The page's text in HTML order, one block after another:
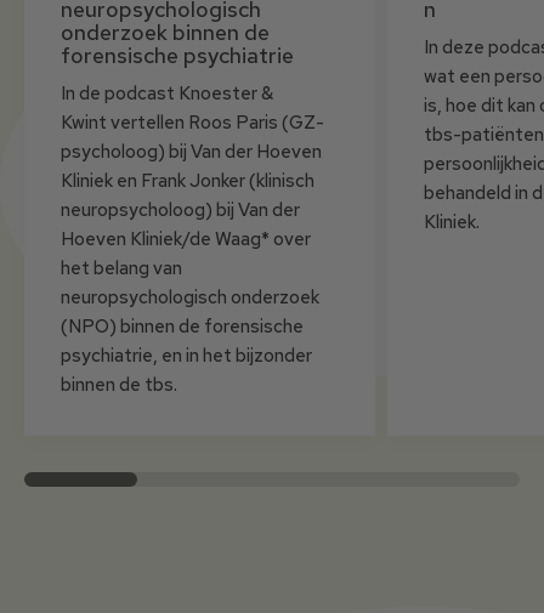
neuropsychologisch
onderzoek binnen de
forensische psychiatrie
In de podcast Knoester &
Kwint vertellen Roos Paris (GZ-
psycholoog) bij Van der Hoeven
Kliniek en Frank Jonker (klinisch
neuropsycholoog) bij Van der
Hoeven Kliniek/de Waag* over
het belang van
neuropsychologisch onderzoek
(NPO) binnen de forensische
psychiatrie, en in het bijzonder
binnen de tbs.
n
In deze
wat een
is, hoe dit
tbs-
behandeld in
Kliniek.